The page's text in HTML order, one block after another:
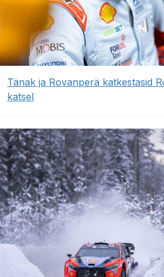
Tänak ja Rovanperä katkestasid
katsel